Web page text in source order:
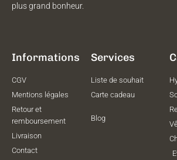
plus grand bonheur.
Informations
CGV
Mentions légales
Retour et
remboursement
Livraison
Contact
Services
Liste de souhait
Carte cadeau
Blog